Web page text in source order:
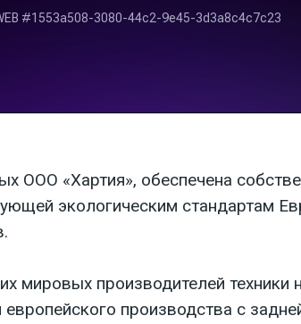
ООО «Хартия», обеспечена
экологическим стандартам
мировых производителей
производства с